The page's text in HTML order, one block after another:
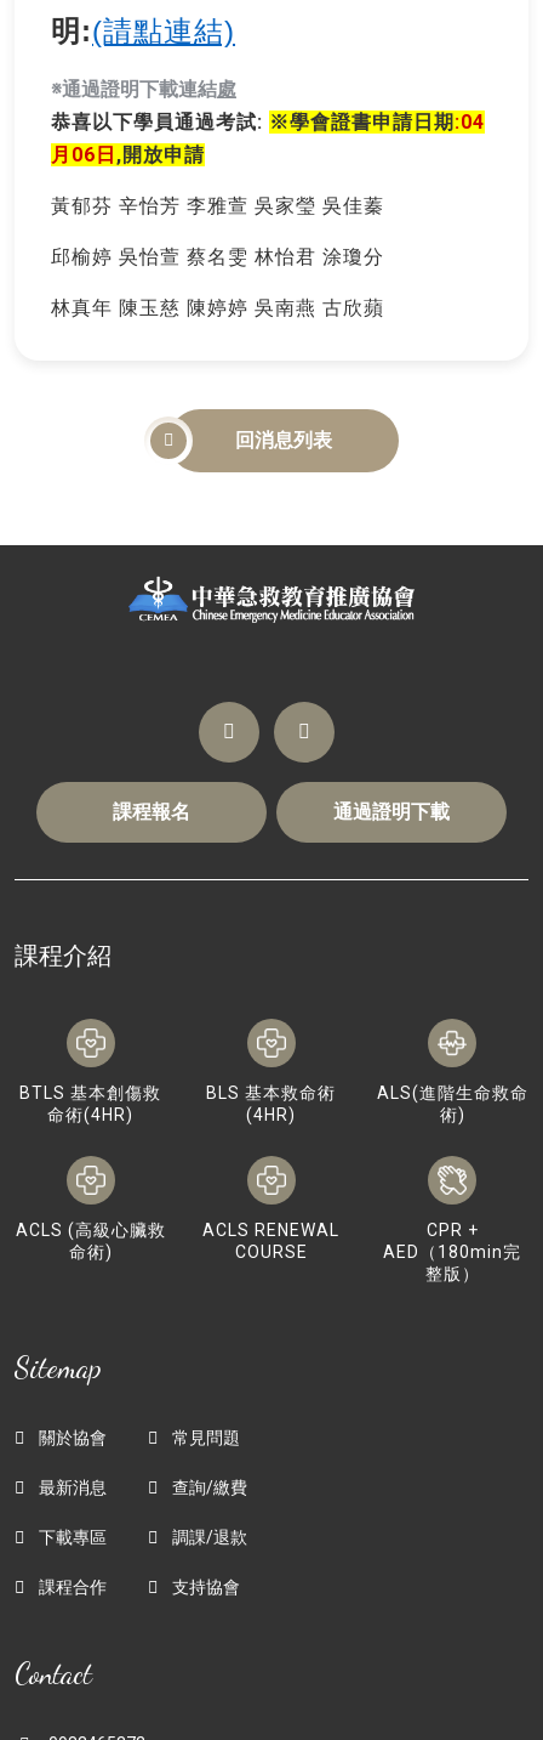
明:(請點連結)
※通過證明下載連結處
恭喜以下學員通過考試: ※學會證書申請日期:04
月06日 ,開放申請
黃郁芬 辛怡芳 李雅萱 吳家瑩 吳佳蓁
邱榆婷 吳怡萱 蔡名雯 林怡君 涂瓊分
林真年 陳玉慈 陳婷婷 吳南燕 古欣蘋
回消息列表
課程報名 通過證明下載
課程介紹
BTLS 基本創傷救
命術(4HR)
BLS 基本救命術
(4HR)
ALS(進階生命救命
術)
ACLS (高級心臟救
命術)
ACLS RENEWAL
COURSE
CPR +
AED（180min完
整版）
Sitemap
關於協會
最新消息
下載專區
課程合作
常見問題
查詢/繳費
調課/退款
支持協會
Contact